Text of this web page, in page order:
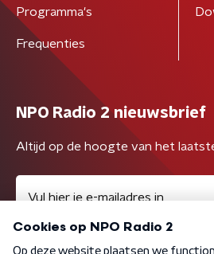
Programma's
Frequenties
NPO Radio 2 nieuwsbrief
Altijd op de hoogte van het